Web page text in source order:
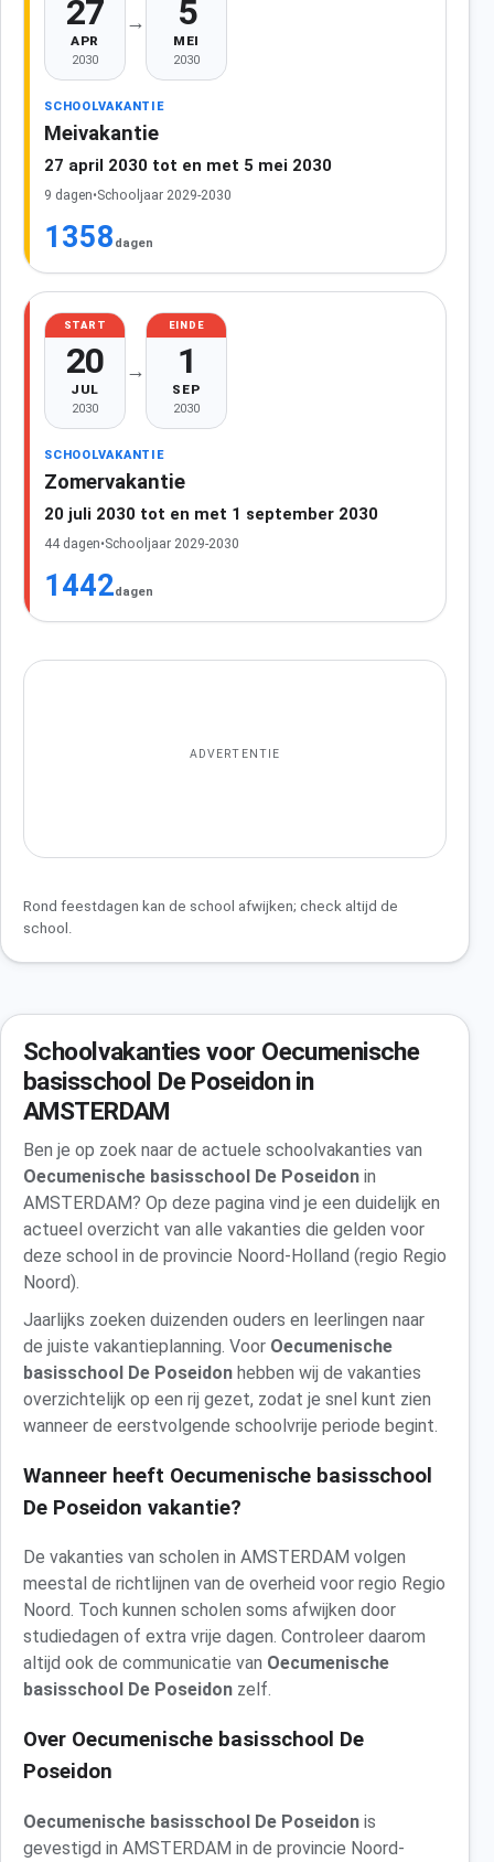
27
APR
2030
→ 5
MEI
2030
SCHOOLVAKANTIE
Meivakantie
27 april 2030 tot en met 5 mei 2030
9 dagen•Schooljaar 2029-2030
1358 dagen
START
20
JUL
2030
→
EINDE
1
SEP
2030
SCHOOLVAKANTIE
Zomervakantie
20 juli 2030 tot en met 1 september 2030
44 dagen•Schooljaar 2029-2030
1442dagen
ADVERTENTIE
Rond feestdagen kan de school afwijken; check altijd de
school.
Schoolvakanties voor Oecumenische
basisschool De Poseidon in
AMSTERDAM
Ben je op zoek naar de actuele schoolvakanties van
Oecumenische basisschool De Poseidon in
AMSTERDAM? Op deze pagina vind je een duidelijk en
actueel overzicht van alle vakanties die gelden voor
deze school in de provincie Noord-Holland (regio Regio
Noord).
Jaarlijks zoeken duizenden ouders en leerlingen naar
de juiste vakantieplanning. Voor Oecumenische
basisschool De Poseidon hebben wij de vakanties
overzichtelijk op een rij gezet, zodat je snel kunt zien
wanneer de eerstvolgende schoolvrije periode begint.
Wanneer heeft Oecumenische basisschool
De Poseidon vakantie?
De vakanties van scholen in AMSTERDAM volgen
meestal de richtlijnen van de overheid voor regio Regio
Noord. Toch kunnen scholen soms afwijken door
studiedagen of extra vrije dagen. Controleer daarom
altijd ook de communicatie van Oecumenische
basisschool De Poseidon zelf.
Over Oecumenische basisschool De
Poseidon
Oecumenische basisschool De Poseidon is
gevestigd in AMSTERDAM in de provincie Noord-